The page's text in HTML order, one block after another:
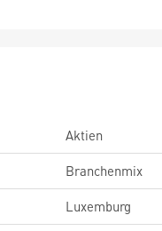
Aktien
Branchenmix
Luxemburg